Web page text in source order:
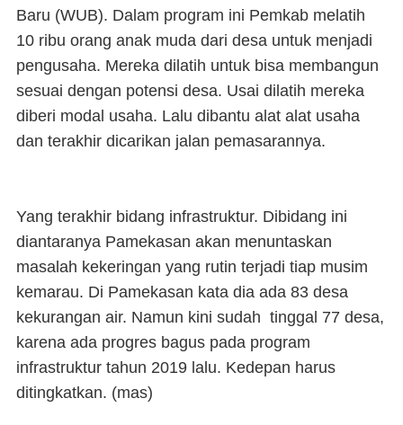
Baru (WUB). Dalam program ini Pemkab melatih
10 ribu orang anak muda dari desa untuk menjadi
pengusaha. Mereka dilatih untuk bisa membangun
sesuai dengan potensi desa. Usai dilatih mereka
diberi modal usaha. Lalu dibantu alat alat usaha
dan terakhir dicarikan jalan pemasarannya.
Yang terakhir bidang infrastruktur. Dibidang ini
diantaranya Pamekasan akan menuntaskan
masalah kekeringan yang rutin terjadi tiap musim
kemarau. Di Pamekasan kata dia ada 83 desa
kekurangan air. Namun kini sudah tinggal 77 desa,
karena ada progres bagus pada program
infrastruktur tahun 2019 lalu. Kedepan harus
ditingkatkan. (mas)